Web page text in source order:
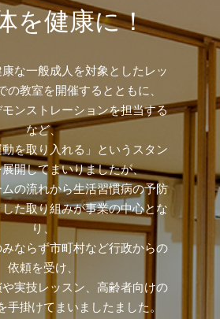
を健康に！
な一般成人を対象としたレッ
の教室を開催するとともに、
ンストレーションを担当する
など、
動を取り入れる」というスタン
展開してまいりましたが、
の流れから生活習慣病の予防
た取り組みが事業の中心とな
り、
ならず市町村など行政からの
依頼を受け、
実技レッスン、高齢者向けの
手掛けてまいましたました。